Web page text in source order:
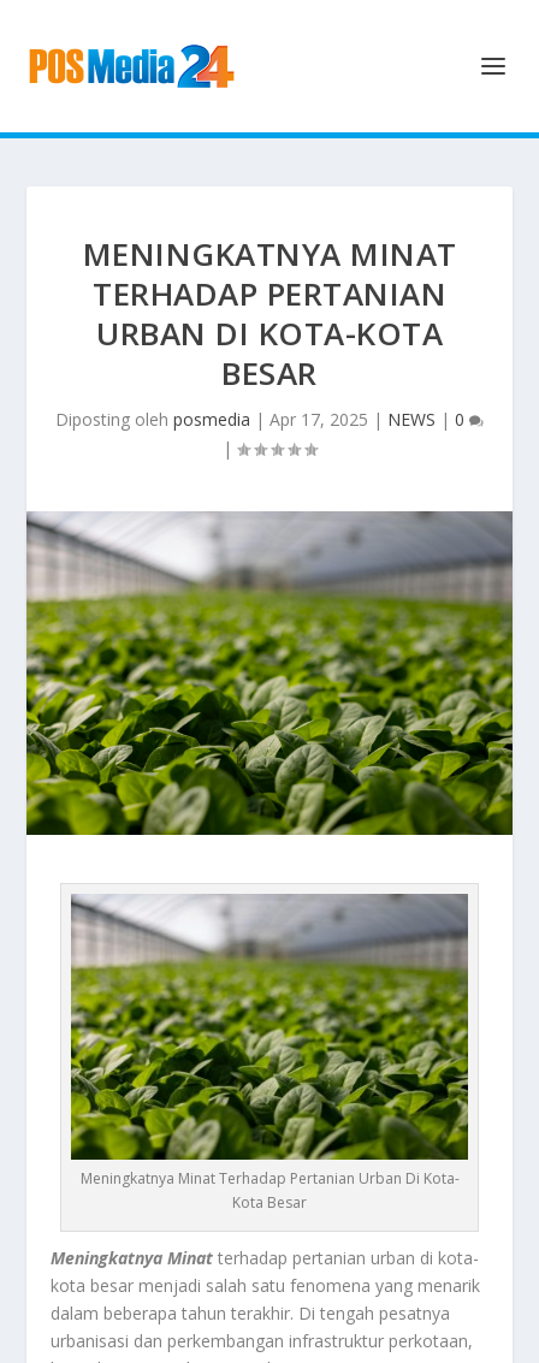
MENINGKATNYA MINAT
TERHADAP PERTANIAN
URBAN DI KOTA-KOTA
BESAR
Diposting oleh posmedia | Apr 17, 2025 | NEWS | 0
|
Meningkatnya Minat Terhadap Pertanian Urban Di Kota-
Kota Besar
Meningkatnya Minat terhadap pertanian urban di kota-
kota besar menjadi salah satu fenomena yang menarik
dalam beberapa tahun terakhir. Di tengah pesatnya
urbanisasi dan perkembangan infrastruktur perkotaan,